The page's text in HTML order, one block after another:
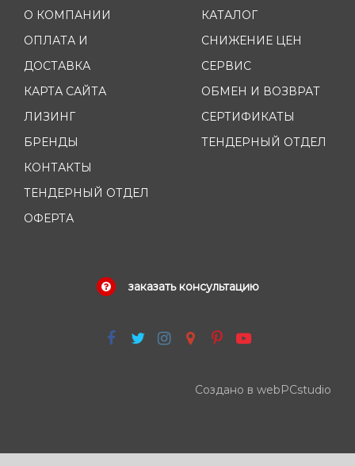
О КОМПАНИИ
ОПЛАТА И
ДОСТАВКА
КАРТА САЙТА
ЛИЗИНГ
БРЕНДЫ
КОНТАКТЫ
ТЕНДЕРНЫЙ ОТДЕЛ
ОФЕРТА
КАТАЛОГ
СНИЖЕНИЕ ЦЕН
СЕРВИС
ОБМЕН И ВОЗВРАТ
СЕРТИФИКАТЫ
ТЕНДЕРНЫЙ ОТДЕЛ
заказать консультацию
Создано в webPCstudio